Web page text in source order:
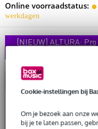
Cookie-instellingen bij
Om je bezoek aan onze
bij je te laten passen,
Online voorraadstatus:
werkdagen
[NIEUW] ALTURA: Pro
Gratis verzending